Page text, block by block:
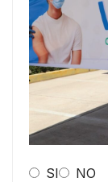
SI NO